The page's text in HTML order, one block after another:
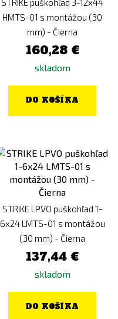
STRIKE puškohľad 3-12x44
HMTS-01 s montážou (30
mm) - Čierna
160,28 €
skladom
DO KOŠÍKA
STRIKE LPVO puškohľad 1-
6x24 LMTS-01 s montážou
(30 mm) - Čierna
137,44 €
skladom
DO KOŠÍKA